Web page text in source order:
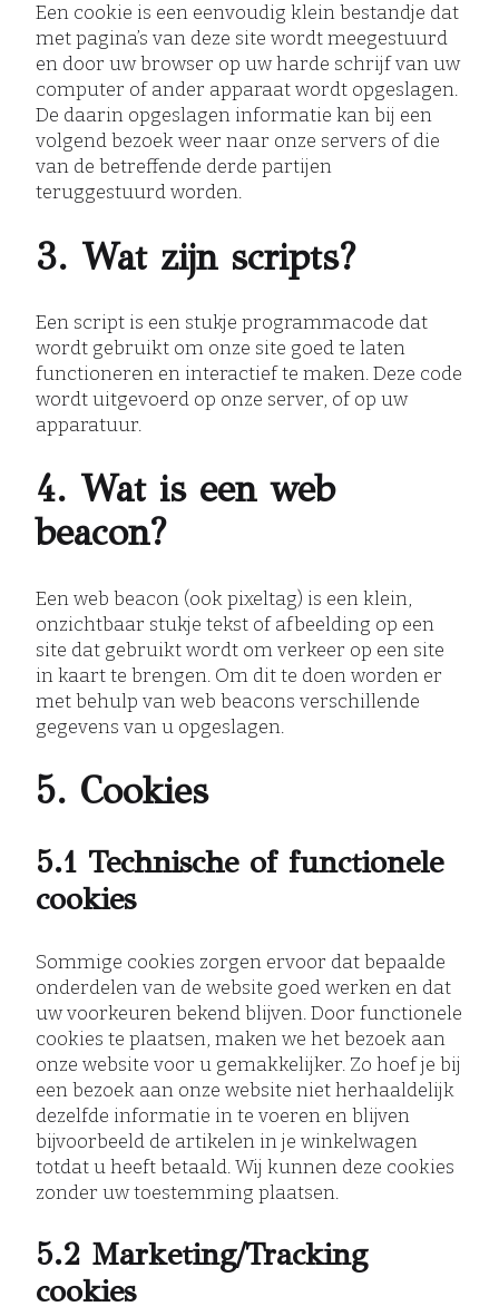
Een cookie is een eenvoudig klein bestandje dat
met pagina’s van deze site wordt meegestuurd
en door uw browser op uw harde schrijf van uw
computer of ander apparaat wordt opgeslagen.
De daarin opgeslagen informatie kan bij een
volgend bezoek weer naar onze servers of die
van de betreffende derde partijen
teruggestuurd worden.
3. Wat zijn scripts?
Een script is een stukje programmacode dat
wordt gebruikt om onze site goed te laten
functioneren en interactief te maken. Deze code
wordt uitgevoerd op onze server, of op uw
apparatuur.
4. Wat is een web
beacon?
Een web beacon (ook pixeltag) is een klein,
onzichtbaar stukje tekst of afbeelding op een
site dat gebruikt wordt om verkeer op een site
in kaart te brengen. Om dit te doen worden er
met behulp van web beacons verschillende
gegevens van u opgeslagen.
5. Cookies
5.1 Technische of functionele
cookies
Sommige cookies zorgen ervoor dat bepaalde
onderdelen van de website goed werken en dat
uw voorkeuren bekend blijven. Door functionele
cookies te plaatsen, maken we het bezoek aan
onze website voor u gemakkelijker. Zo hoef je bij
een bezoek aan onze website niet herhaaldelijk
dezelfde informatie in te voeren en blijven
bijvoorbeeld de artikelen in je winkelwagen
totdat u heeft betaald. Wij kunnen deze cookies
zonder uw toestemming plaatsen.
5.2 Marketing/Tracking
cookies